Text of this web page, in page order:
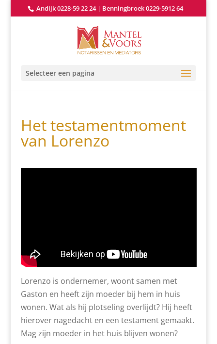
Andijk 0228-59 22 24| Benningbroek 0229-5912 64
Selecteer een pagina
Het testamentmoment
van Lorenzo
Lorenzo is ondernemer, woont samen met
Gaston en heeft zijn moeder bij hem in huis
wonen. Wat als hij plotseling overlijdt? Hij heeft
hierover nagedacht en een testament gemaakt.
Mag zijn moeder in het huis blijven wonen?